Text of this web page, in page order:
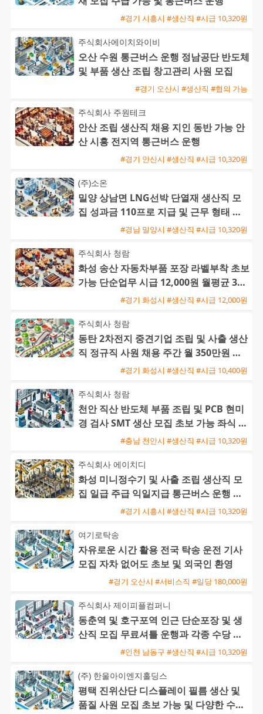
#경기 시흥시 #생산직 #시급 10,320원
주식회사에이치와이비
오산 수원 통근버스 운행 정남공단 반도체
및 부품 생산 조립 창고관리 사원 모집
#경기 오산시 #생산직 #협의 가능
주식회사 주원테크
안산 조립 생산직 채용 지인 동반 가능 안
산 시흥 전지역 통근버스 운행
#경기 안산시 #생산직 #시급 10,320원
(주)소온
밀양 상남면 LNG선박 단열재 생산직 모
집 성과금 110프로 지급 및 근무 형태 선
#경남 밀양시 #생산직 #시급 10,320원
주식회사 청람
화성 송산 자동차부품 포장 라벨부착 초보
가능 단순업무 시급 12,000원 월평균 300
#경기 화성시 #생산직 #시급 12,000원
주식회사 청람
동탄 2차전지 중견기업 조립 및 사출 생산
직 정규직 사원 채용 주간 월 350만원 및
교대 월 370만원#경기 화성시 #생산직 #시급 10,400원
주식회사 청람
천안 직산 반도체 부품 조립 및 PCB 현미
경 검사 SMT 생산 모집 초보 가능 좌식 근
#충남 천안시 #생산직 #시급 10,320원
주식회사 에이치디
화성 미니정수기 및 사출 조립 생산직 모
집 일급 주급 익일지급 통근버스 운행 초
#경기 시흥시 #생산직 #시급 10,320원
여기로탁송
자유로운 시간 활용 전국 탁송 운전 기사
모집 자차 없어도 초보 및 외국인 환영
#경기 오산시 #서비스직 #일당 180,000원
주식회사 제이피플컴퍼니
동춘역 및 호구포역 인근 단순포장 및 생
산직 모집 무료셔틀 운행과 각종 수당 지
#인천 남동구 #생산직 #시급 10,320원
(주) 한울아이엔지홀딩스
평택 진위산단 디스플레이 필름 생산 및
품질 사원 모집 초보 가능 및 다양한 수당